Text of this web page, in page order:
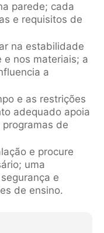
parede; cada
e requisitos de
na estabilidade
nos materiais; a
a
e as restrições
adequado apoia
de
e procure
uma
e
de ensino.